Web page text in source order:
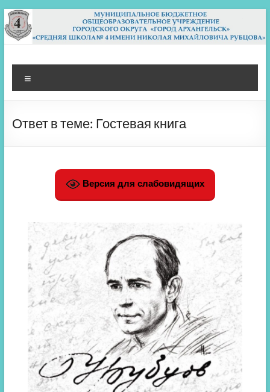
Перейти
к
содержимому
МБОУ СШ 4
Архангельск
Ответ в теме: Гостевая книга
Версия для слабовидящих